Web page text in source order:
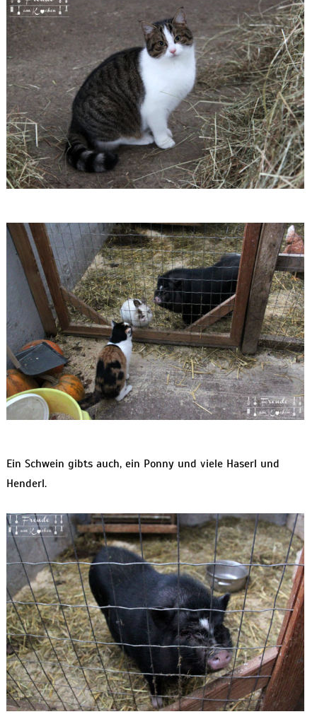
Ein Schwein gibts auch, ein Ponny und viele Haserl und
Henderl.